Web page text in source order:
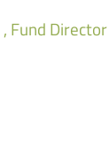
, Fund Director